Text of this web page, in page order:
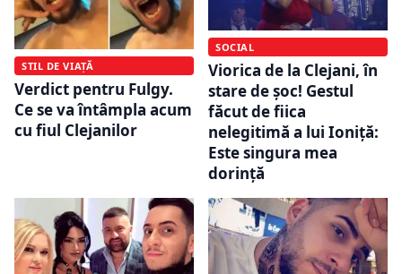
STIL DE VIAȚĂ
Verdict pentru Fulgy.
Ce se va întâmpla acum
cu fiul Clejanilor
SOCIAL
Viorica de la Clejani, în
stare de șoc! Gestul
făcut de fiica
nelegitimă a lui Ioniță:
Este singura mea
dorință